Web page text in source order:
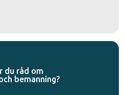
du råd om
bemanning?